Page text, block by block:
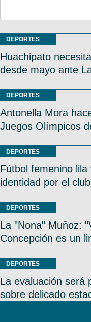
DEPORTES
Huachipato
desde mayo ante
DEPORTES
Antonella Mora
Juegos Olímpicos
DEPORTES
Fútbol femenino
identidad por el
DEPORTES
La "Nona" Muñoz:
Concepción es un
DEPORTES
La evaluación será
sobre delicado